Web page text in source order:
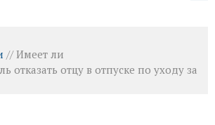
//Имеет ли
отказать отцу в отпуске по уходу за